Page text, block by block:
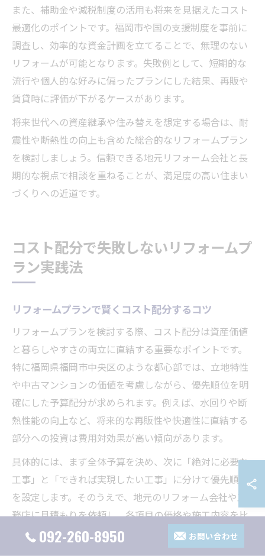
また、補助金や減税制度の活用も将来を見据えたコスト
最適化のポイントです。福岡市や国の支援制度を事前に
調査し、効率的な資金計画を立てることで、無理のない
リフォームが可能となります。失敗例として、短期的な
流行や個人的な好みに偏ったプランにした結果、再販や
賃貸時に評価が下がるケースがあります。
将来世代への資産継承や住み替えを想定する場合は、耐
震性や断熱性の向上も含めた総合的なリフォームプラン
を検討しましょう。信頼できる地元リフォーム会社と長
期的な視点で相談を重ねることが、満足度の高い住まい
づくりへの近道です。
コスト配分で失敗しないリフォームプ
ラン実践法
リフォームプランで賢くコスト配分するコツ
リフォームプランを検討する際、コスト配分は資産価値
と暮らしやすさの両立に直結する重要なポイントです。
特に福岡県福岡市中央区のような都心部では、立地特性
や中古マンションの価値を考慮しながら、優先順位を明
確にした予算配分が求められます。例えば、水回りや断
熱性能の向上など、将来的な再販性や快適性に直結する
部分への投資は費用対効果が高い傾向があります。
具体的には、まず全体予算を決め、次に「絶対に必要な
工事」と「できれば実現したい工事」に分けて優先順位
を設定します。そのうえで、地元のリフォーム会社や工
務店に見積もりを依頼し、各項目の価格や施工内容を比
較検討することが大切です。福岡市中央区ではマンショ
092-260-8950 お問い合わせ